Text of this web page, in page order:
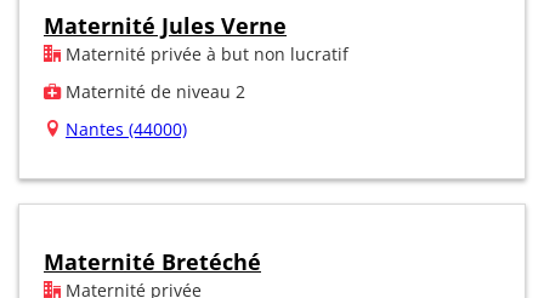
Maternité Jules Verne
Maternité privée à but non lucratif
Maternité de niveau 2
Nantes (44000)
Maternité Bretéché
Maternité privée